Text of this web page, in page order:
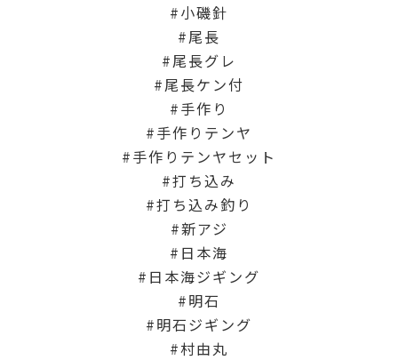
小磯針
尾長
尾長グレ
尾長ケン付
手作り
手作りテンヤ
手作りテンヤセット
打ち込み
打ち込み釣り
新アジ
日本海
日本海ジギング
明石
明石ジギング
村由丸